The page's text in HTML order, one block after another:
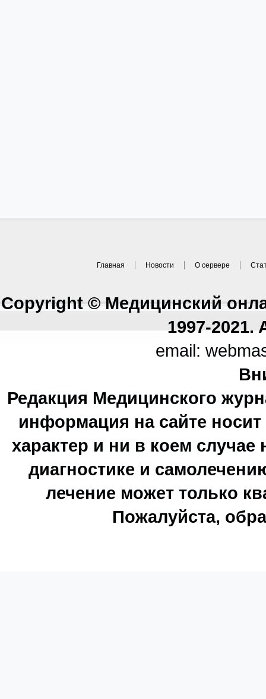
Главная Новости О сервере
Copyright © Медицинский
1997-2021.
email:
Редакция Медицинского
информация на сайте
характер и ни в коем
диагностике и
лечение может только
Пожалуйста,